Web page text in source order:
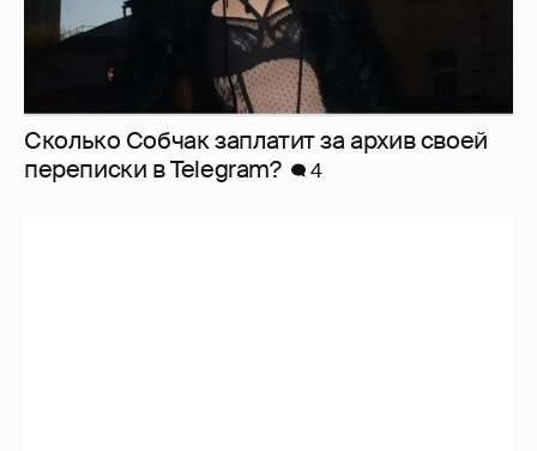
Сколько Собчак заплатит за архив своей
перeписки в Telegram?
4